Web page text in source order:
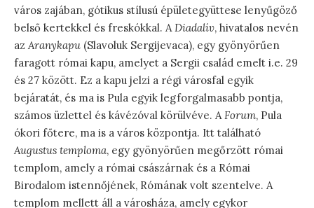
város zajában, gótikus stílusú épületegyüttese lenyűgöző
belső kertekkel és freskókkal. A Diadalív, hivatalos nevén
az Aranykapu (Slavoluk Sergijevaca), egy gyönyörűen
faragott római kapu, amelyet a Sergii család emelt i.e. 29
és 27 között. Ez a kapu jelzi a régi városfal egyik
bejáratát, és ma is Pula egyik legforgalmasabb pontja,
számos üzlettel és kávézóval körülvéve. A Forum, Pula
ókori főtere, ma is a város központja. Itt található
Augustus temploma, egy gyönyörűen megőrzött római
templom, amely a római császárnak és a Római
Birodalom istennőjének, Rómának volt szentelve. A
templom mellett áll a városháza, amely egykor